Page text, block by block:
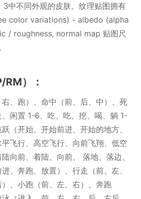
3中不同外观的皮肤。纹理贴图拥有
color variations) - albedo (alpha
/ roughness, normal map 贴图尺
）：
、跑）、命中（前、后、中）、死
闲置 1-6、吃、吃、挖、喝、躺 1-
（开始、开始前进、开始的地方、
飞行、高空飞行、向前飞翔、低空
向前、着陆、向前、 落地、落边、
、奔跑、放置）、行走（前、左、
、小跑（前、左、右）、奔跑